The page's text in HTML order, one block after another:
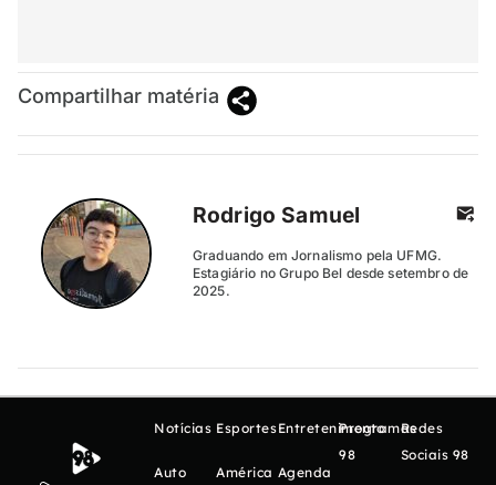
Compartilhar matéria
Rodrigo Samuel
Graduando em Jornalismo pela UFMG.
Estagiário no Grupo Bel desde setembro de
2025.
Notícias
Auto
Esportes
América
Entretenimento
Agenda
Programas
98
Redes
Sociais 98